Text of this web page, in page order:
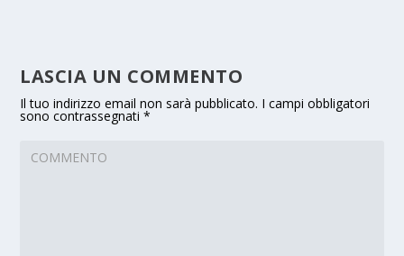
LASCIA UN COMMENTO
Il tuo indirizzo email non sarà pubblicato. I campi obbligatori
sono contrassegnati*